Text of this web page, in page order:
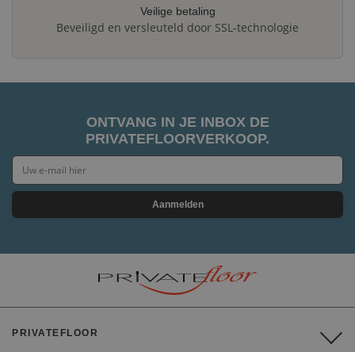
Veilige betaling
Beveiligd en versleuteld door SSL-technologie
ONTVANG IN JE INBOX DE
PRIVATEFLOORVERKOOP.
Aanmelden
PRIVATEFLOOR